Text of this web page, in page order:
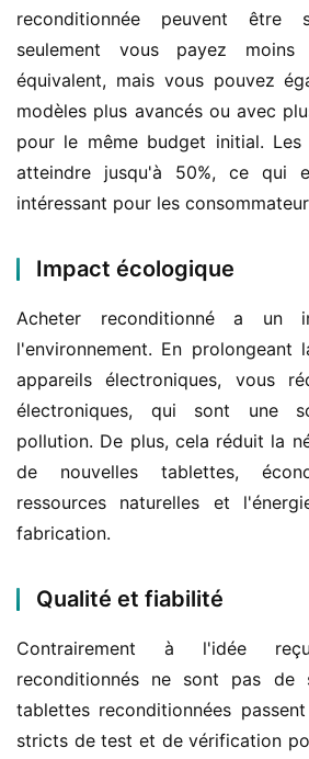
reconditionnée peuvent être
seulement vous payez
équivalent, mais vous pouvez
modèles plus avancés ou avec
pour le même budget initial. Les
atteindre jusqu'à 50%, ce qui
intéressant pour les
Impact écologique
Acheter reconditionné a un
l'environnement. En
appareils électroniques, vous
électroniques, qui sont une
pollution. De plus, cela réduit la
de nouvelles tablettes,
ressources naturelles et
fabrication.
Qualité et fiabilité
Contrairement à l'idée
reconditionnés ne sont pas de
tablettes reconditionnées
stricts de test et de vérification